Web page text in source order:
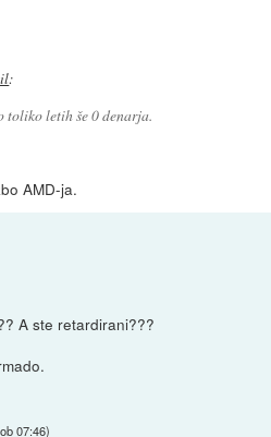
:
letih še 0 denarja.
AMD-ja.
A ste retardirani???
07:46)